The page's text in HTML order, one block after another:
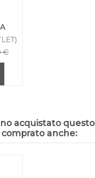
€
acquistato questo
anche: